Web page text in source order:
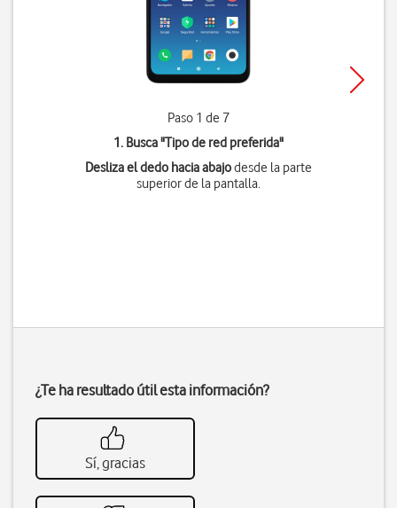
Paso 1 de 7
1. Busca "Tipo de red preferida"
Desliza el dedo hacia abajodesde la parte
superior de la pantalla.
¿Te ha resultado útil esta información?
Sí, gracias